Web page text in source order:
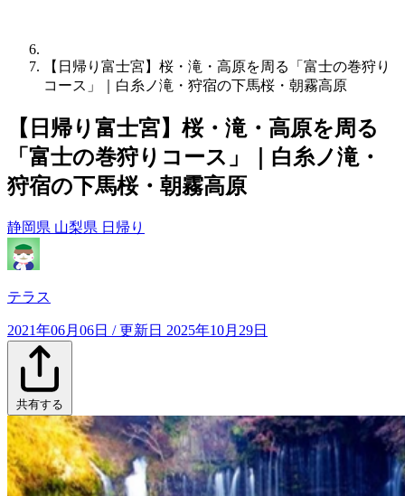
【日帰り富士宮】桜・滝・高原を周る「富士の巻狩り
コース」｜白糸ノ滝・狩宿の下馬桜・朝霧高原
【日帰り富士宮】桜・滝・高原を周る
「富士の巻狩りコース」｜白糸ノ滝・
狩宿の下馬桜・朝霧高原
静岡県 山梨県 日帰り
テラス
2021年06月06日 / 更新日 2025年10月29日
共有する